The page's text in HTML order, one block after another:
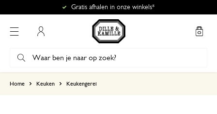
Gratis afhalen in onze winkels*
Home Keuken Keukengerei